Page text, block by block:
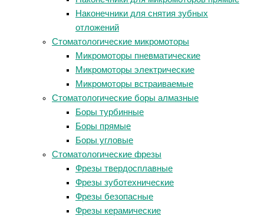
Наконечники для снятия зубных
отложений
Стоматологические микромоторы
Микромоторы пневматические
Микромоторы электрические
Микромоторы встраиваемые
Стоматологические боры алмазные
Боры турбинные
Боры прямые
Боры угловые
Стоматологические фрезы
Фрезы твердосплавные
Фрезы зуботехнические
Фрезы безопасные
Фрезы керамические